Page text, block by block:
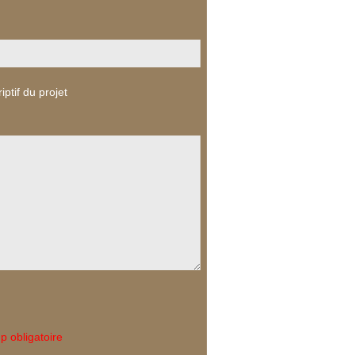
du projet
obligatoire